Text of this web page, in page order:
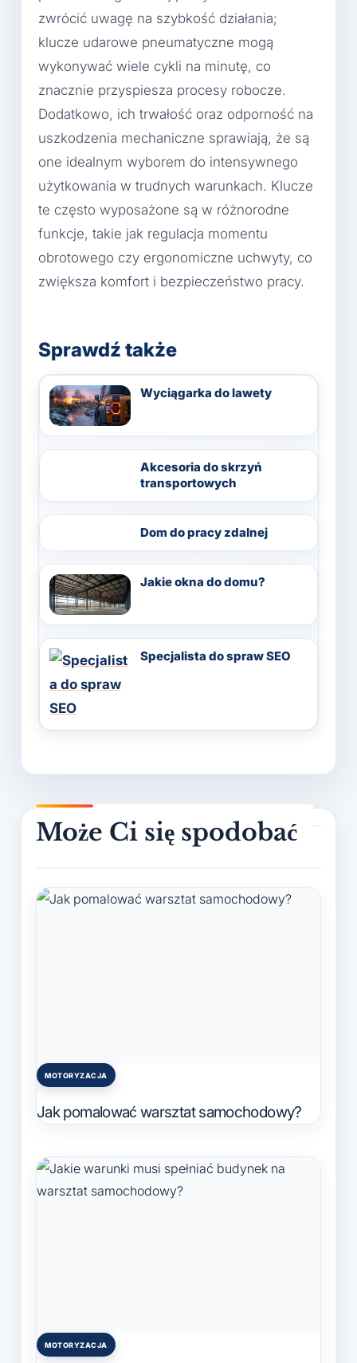
zwrócić uwagę na szybkość działania;
klucze udarowe pneumatyczne mogą
wykonywać wiele cykli na minutę, co
znacznie przyspiesza procesy robocze.
Dodatkowo, ich trwałość oraz odporność na
uszkodzenia mechaniczne sprawiają, że są
one idealnym wyborem do intensywnego
użytkowania w trudnych warunkach. Klucze
te często wyposażone są w różnorodne
funkcje, takie jak regulacja momentu
obrotowego czy ergonomiczne uchwyty, co
zwiększa komfort i bezpieczeństwo pracy.
Sprawdź także
Wyciągarka do lawety
Akcesoria do skrzyń
transportowych
Dom do pracy zdalnej
Jakie okna do domu?
Specjalista do spraw SEO
Posted
MOTORYZACJA
Jak pomalować warsztat samochodowy?
Posted
MOTORYZACJA